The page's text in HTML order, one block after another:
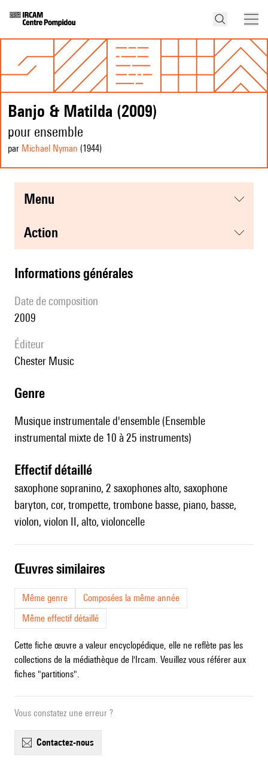
Banjo & Matilda (2009)
pour ensemble
par Michael Nyman (1944)
menu
action
informations générales
date de composition
2009
éditeur
Chester Music
genre
Musique instrumentale d'ensemble (Ensemble
instrumental mixte de 10 à 25 instruments)
effectif détaillé
saxophone sopranino, 2 saxophones alto, saxophone
baryton, cor, trompette, trombone basse, piano, basse,
violon, violon II, alto, violoncelle
œuvres similaires
Même genre
Composées la même année
Même effectif détaillé
Cette fiche œuvre a valeur encyclopédique, elle ne reflète pas les
collections de la médiathèque de l'Ircam. Veuillez vous référer aux
fiches "partitions".
Vous constatez une erreur ?
contactez-nous